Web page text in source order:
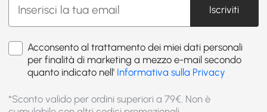
Iscriviti
Acconsento al trattamento dei miei dati personali
per finalità di marketing a mezzo e-mail secondo
quanto indicato nell' Informativa sulla Privacy
*Sconto valido per ordini superiori a 79€. Non è